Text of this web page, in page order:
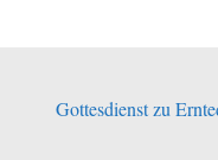
Gottesdienst zu